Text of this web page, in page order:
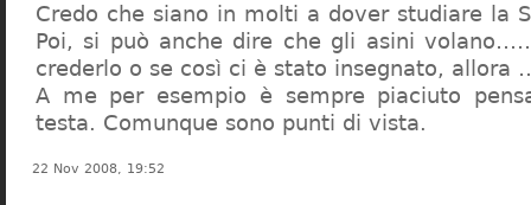
Credo che siano in molti a dover studiare la
Poi, si può anche dire che gli asini
crederlo o se così ci è stato insegnato,
A me per esempio è sempre piaciuto
testa. Comunque sono punti di vista.
22 Nov 2008, 19:52